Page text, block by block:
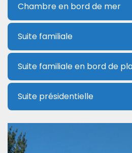
Chambre en bord de mer
Suite familiale
Suite familiale en bord de
Suite présidentielle